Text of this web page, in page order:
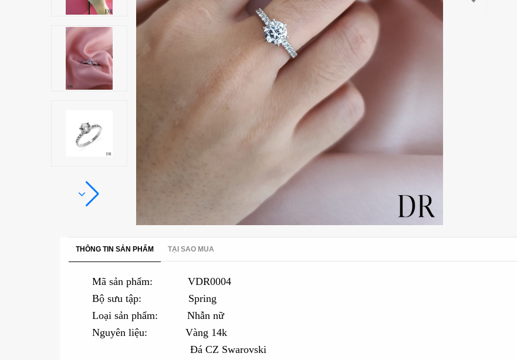
THÔNG TIN SẢN PHẨM TẠI SAO MUA
Mã sản phẩm: VDR0004
Bộ sưu tập: Spring
Loại sản phẩm: Nhẫn nữ
Nguyên liệu: Vàng 14k
Đá CZ Swarovski